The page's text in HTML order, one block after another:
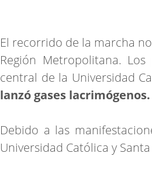
El recorrido de la marcha
Región Metropolitana.
central de la Universidad
lanzó gases
Debido a las
Universidad Católica y